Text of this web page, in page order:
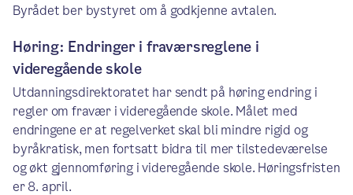
Byrådet ber bystyret om å godkjenne avtalen.
Høring: Endringer i fraværsreglene i
videregående skole
Utdanningsdirektoratet har sendt på høring endring i
regler om fravær i videregående skole. Målet med
endringene er at regelverket skal bli mindre rigid og
byråkratisk, men fortsatt bidra til mer tilstedeværelse
og økt gjennomføring i videregående skole. Høringsfristen
er 8. april.